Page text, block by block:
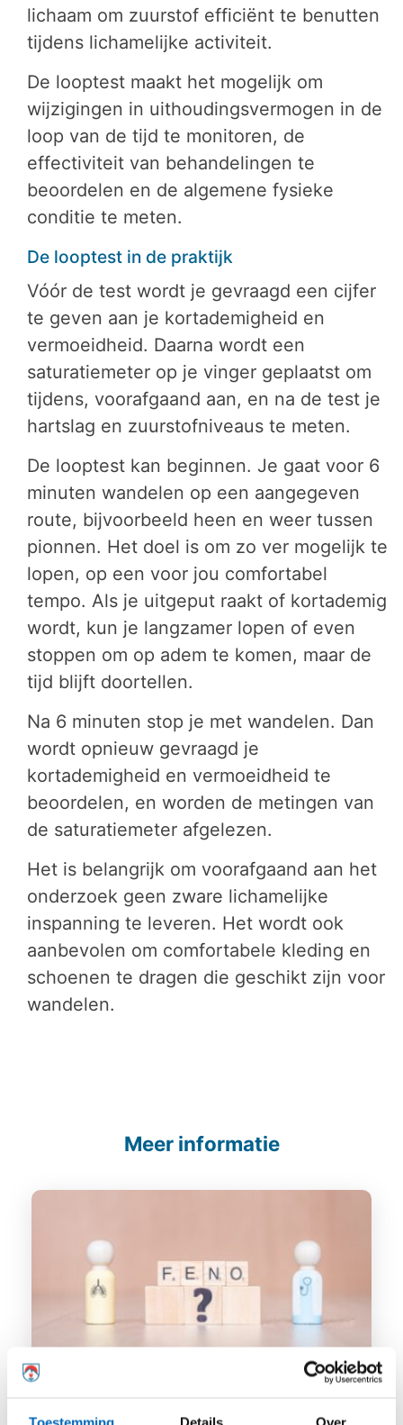
Toestemming Details Over
lichaam om zuurstof efficiënt te benutten
tijdens lichamelijke activiteit.
De looptest maakt het mogelijk om
wijzigingen in uithoudingsvermogen in de
loop van de tijd te monitoren, de
effectiviteit van behandelingen te
beoordelen en de algemene fysieke
conditie te meten.
De looptest in de praktijk
Vóór de test wordt je gevraagd een cijfer
te geven aan je kortademigheid en
vermoeidheid. Daarna wordt een
saturatiemeter op je vinger geplaatst om
tijdens, voorafgaand aan, en na de test je
hartslag en zuurstofniveaus te meten.
De looptest kan beginnen. Je gaat voor 6
minuten wandelen op een aangegeven
route, bijvoorbeeld heen en weer tussen
pionnen. Het doel is om zo ver mogelijk te
lopen, op een voor jou comfortabel
tempo. Als je uitgeput raakt of kortademig
wordt, kun je langzamer lopen of even
stoppen om op adem te komen, maar de
tijd blijft doortellen.
Na 6 minuten stop je met wandelen. Dan
wordt opnieuw gevraagd je
kortademigheid en vermoeidheid te
beoordelen, en worden de metingen van
de saturatiemeter afgelezen.
Het is belangrijk om voorafgaand aan het
onderzoek geen zware lichamelijke
inspanning te leveren. Het wordt ook
aanbevolen om comfortabele kleding en
schoenen te dragen die geschikt zijn voor
wandelen.
Meer informatie